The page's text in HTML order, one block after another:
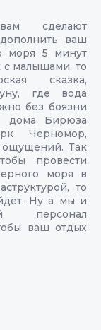
сделают
ваш
моря 5 минут
с малышами, то
сказка,
где вода
без боязни
дома Бирюза
Черномор,
ощущений. Так
провести
моря в
то
Ну а мы и
персонал
ваш отдых